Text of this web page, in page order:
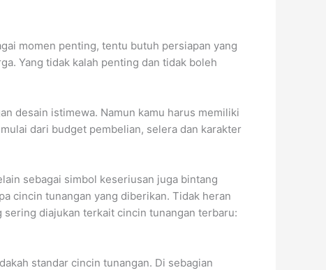
momen penting, tentu butuh persiapan yang
Yang tidak kalah penting dan tidak boleh
desain istimewa. Namun kamu harus memiliki
dari budget pembelian, selera dan karakter
sebagai simbol keseriusan juga bintang
cincin tunangan yang diberikan. Tidak heran
sering diajukan terkait cincin tunangan terbaru:
standar cincin tunangan. Di sebagian